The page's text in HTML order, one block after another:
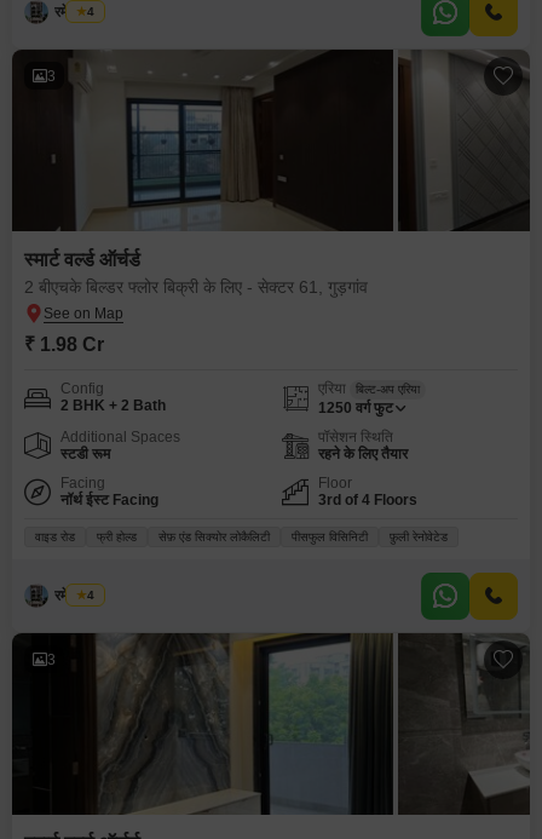
रमेश मेहरा
4
3
स्मार्ट वर्ल्ड ऑर्चर्ड
2 बीएचके बिल्डर फ्लोर बिक्री के लिए - सेक्टर 61, गुड़गांव
₹ 1.98 Cr
Config
2 BHK + 2 Bath
एरिया बिल्ट-अप एरिया
1250 वर्ग फुट
Additional Spaces
स्टडी रूम
पॉसेशन स्थिति
रहने के लिए तैयार
Facing
नॉर्थ ईस्ट Facing
Floor
3rd of 4 Floors
वाइड रोड फ्री होल्ड सेफ़ एंड सिक्योर लोकैलिटी पीसफुल विसिनिटी फ़ुली रेनोवेटेड
रमेश मेहरा
4
3